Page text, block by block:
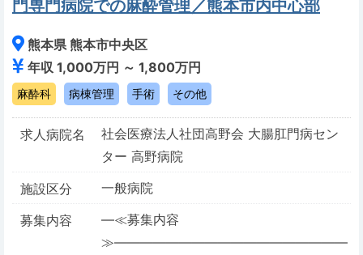
門専門病院での麻酔管理／熊本市内中心部
熊本県 熊本市中央区
年収 1,000万円 ～ 1,800万円
麻酔科 病棟管理 手術 その他
求人病院名
社会医療法人社団高野会 大腸肛門病セン
ター 高野病院
施設区分
一般病院
募集内容
―≪募集内容
≫――――――――――――――――――